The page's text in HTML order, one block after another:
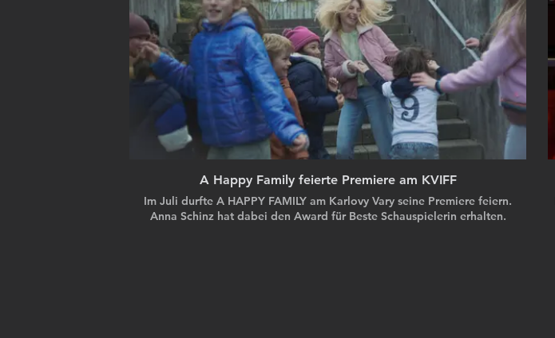
A Happy Family feierte Premiere am KVIFF
Im Juli durfte A HAPPY FAMILY am Karlovy Vary seine Premiere feiern.
Anna Schinz hat dabei den Award für Beste Schauspielerin erhalten.